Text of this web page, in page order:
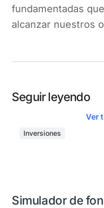
fundamentadas
alcanzar nuestros
Seguir leyendo
Ver
Inversiones
Simulador de